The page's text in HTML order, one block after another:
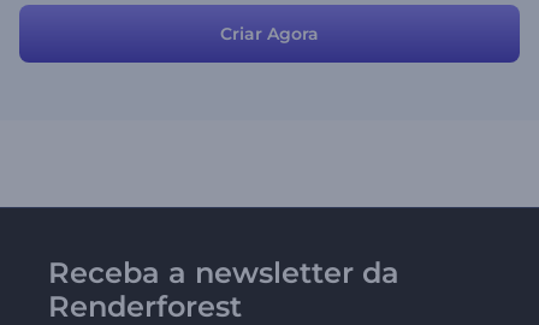
Criar Agora
Receba a newsletter da
Renderforest